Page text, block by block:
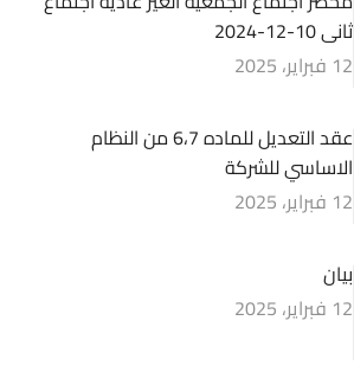
ثانى 10-12-2024
12 فبراير، 2025
عقد التعديل للماده 6،7 من النظام
الاساسي للشركة
12 فبراير، 2025
بيان
12 فبراير، 2025